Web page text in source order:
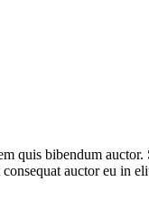
bibendum
auctor eu in